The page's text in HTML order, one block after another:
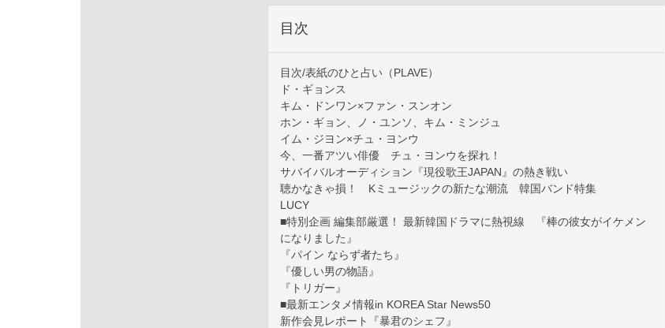
目次
目次/表紙のひと占い（PLAVE）
ド・ギョンス
キム・ドンワン×ファン・スンオン
ホン・ギョン、ノ・ユンソ、キム・ミンジュ
イム・ジヨン×チュ・ヨンウ
今、一番アツい俳優 チュ・ヨンウを探れ！
サバイバルオーディション『現役歌王JAPAN』の熱き戦い
聴かなきゃ損！ Kミュージックの新たな潮流 韓国バンド特集
LUCY
■特別企画 編集部厳選！ 最新韓国ドラマに熱視線 『棒の彼女がイケメン
になりました』
『パイン ならず者たち』
『優しい男の物語』
『トリガー』
■最新エンタメ情報in KOREA Star News50
新作会見レポート『暴君のシェフ』